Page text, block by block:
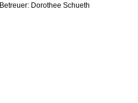
Betreuer: Dorothee Schueth